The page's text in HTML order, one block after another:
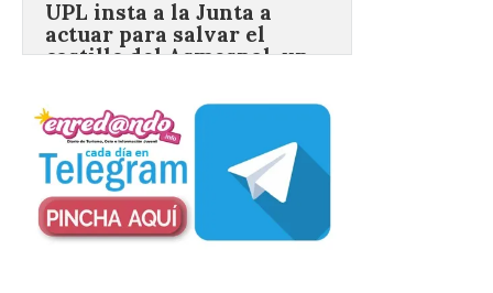
BIC en estado de ruina
7 Ago 2026
Un Bien de Interés
Cultural abandonado
desde 1949. Los
procuradores leonesistas
plantean que la Junta
contacte cuanto antes con los
propietarios para exigirles medidas